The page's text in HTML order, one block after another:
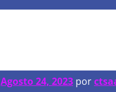
Agosto 24, 2023 por